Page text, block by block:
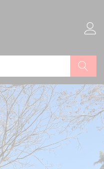
Buscar